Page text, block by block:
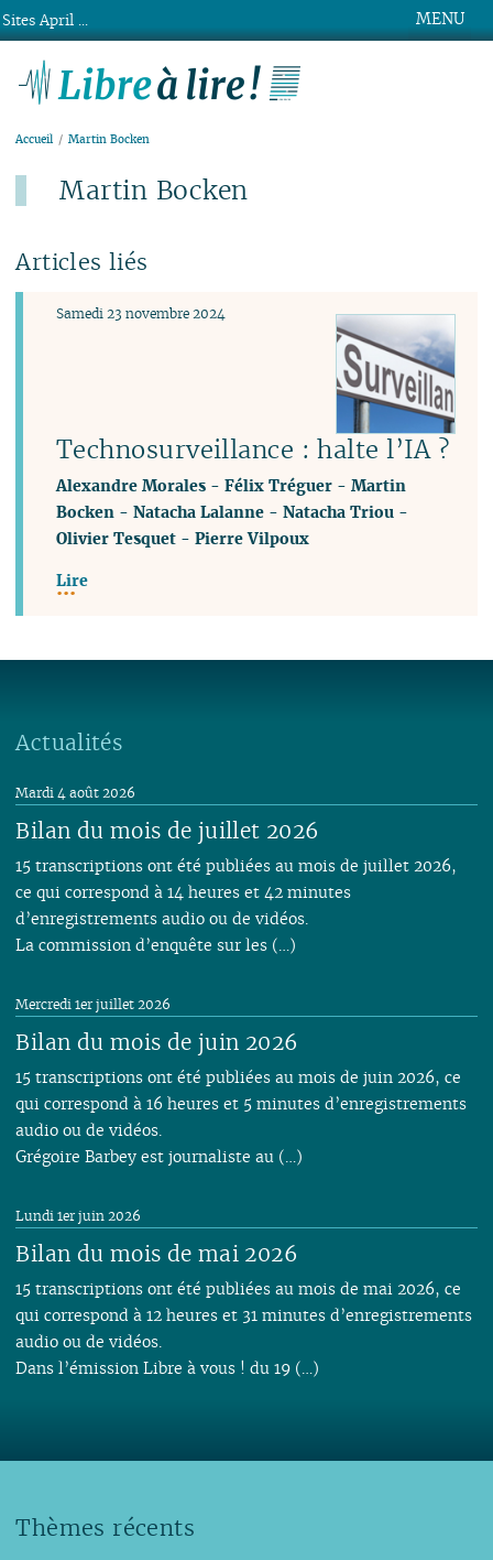
MENU
Accueil Martin Bocken
Martin Bocken
Articles liés
Technosurveillance : halte l’IA ?
Samedi 23 novembre 2024
Alexandre Morales -Félix Tréguer -Martin
Bocken -Natacha Lalanne -Natacha Triou -
Olivier Tesquet -Pierre Vilpoux
Lire
Actualités
Bilan du mois de juillet 2026
Mardi 4 août 2026
15 transcriptions ont été publiées au mois de juillet 2026,
ce qui correspond à 14 heures et 42 minutes
d’enregistrements audio ou de vidéos.
La commission d’enquête sur les (…)
Bilan du mois de juin 2026
Mercredi 1er juillet 2026
15 transcriptions ont été publiées au mois de juin 2026, ce
qui correspond à 16 heures et 5 minutes d’enregistrements
audio ou de vidéos.
Grégoire Barbey est journaliste au (…)
Bilan du mois de mai 2026
Lundi 1er juin 2026
15 transcriptions ont été publiées au mois de mai 2026, ce
qui correspond à 12 heures et 31 minutes d’enregistrements
audio ou de vidéos.
Dans l’émission Libre à vous ! du 19 (…)
Thèmes récents
Sites April ...